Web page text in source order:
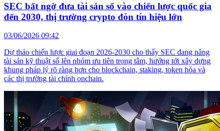
SEC bất ngờ đưa tài sản số vào chiến lược quốc gia
đến 2030, thị trường crypto đón tín hiệu lớn
03/06/2026 09:42
Dự thảo chiến lược giai đoạn 2026-2030 cho thấy SEC đang nâng
tài sản kỹ thuật số lên nhóm ưu tiên trọng tâm, hướng tới xây dựng
khung pháp lý rõ ràng hơn cho blockchain, staking, token hóa và
các thị trường tài chính onchain.